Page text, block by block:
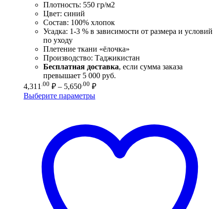
Плотность: 550 гр/м2
Цвет: синий
Состав: 100% хлопок
Усадка: 1-3 % в зависимости от размера и условий
по уходу
Плетение ткани «ёлочка»
Производство: Таджикистан
Бесплатная доставка, если сумма заказа
превышает 5 000 руб.
4,311.00 ₽ – 5,650.00 ₽Диапазон
Выберите параметры